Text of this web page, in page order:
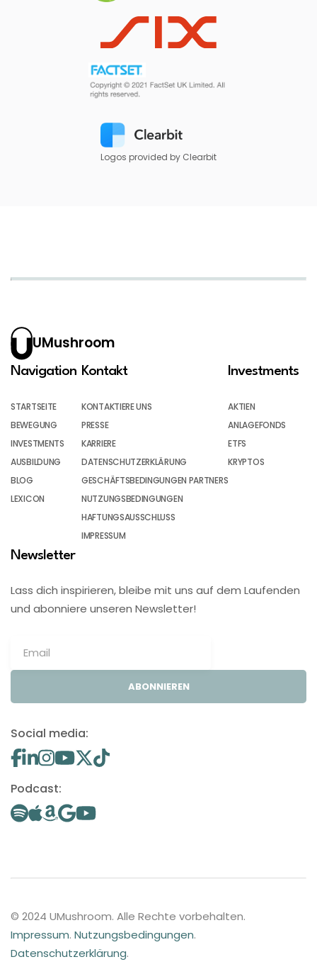
Logos provided by Clearbit
UMushroom
Navigation
STARTSEITE
BEWEGUNG
INVESTMENTS
AUSBILDUNG
BLOG
LEXICON
Kontakt
KONTAKTIERE UNS
PRESSE
KARRIERE
DATENSCHUTZERKLÄRUNG
GESCHÄFTSBEDINGUNGEN PARTNERS
NUTZUNGSBEDINGUNGEN
HAFTUNGSAUSSCHLUSS
IMPRESSUM
Investments
AKTIEN
ANLAGEFONDS
ETFS
KRYPTOS
Newsletter
Lass dich inspirieren, bleibe mit uns auf dem Laufenden
und abonniere unseren Newsletter!
ABONNIEREN
Social media:
Podcast:
© 2024 UMushroom. Alle Rechte vorbehalten.
Impressum. Nutzungsbedingungen.
Datenschutzerklärung.